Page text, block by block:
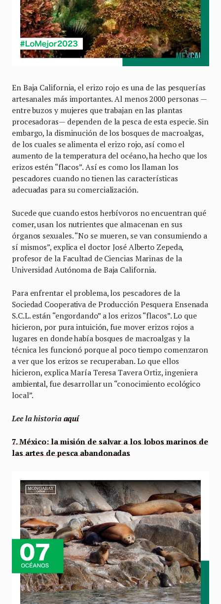
En Baja California, el erizo rojo es una de las pesquerías
artesanales más importantes. Al menos 2000 personas —
entre buzos y mujeres que trabajan en las plantas
procesadoras— dependen de la pesca de esta especie. Sin
embargo, la disminución de los bosques de macroalgas,
de los cuales se alimenta el erizo rojo, así como el
aumento de la temperatura del océano, ha hecho que los
erizos estén “flacos”. Así es como los llaman los
pescadores cuando no tienen las características
adecuadas para su comercialización.
Sucede que cuando estos herbívoros no encuentran qué
comer, usan los nutrientes que almacenan en sus
órganos sexuales. “No se mueren, se van consumiendo a
sí mismos”, explica el doctor José Alberto Zepeda,
profesor de la Facultad de Ciencias Marinas de la
Universidad Autónoma de Baja California.
Para enfrentar el problema, los pescadores de la
Sociedad Cooperativa de Producción Pesquera Ensenada
S.C.L. están “engordando” a los erizos “flacos”. Lo que
hicieron, por pura intuición, fue mover erizos rojos a
lugares en donde había bosques de macroalgas y la
técnica les funcionó porque al poco tiempo comenzaron
a ver que los erizos se recuperaban. Lo que ellos
hicieron, explica María Teresa Tavera Ortiz, ingeniera
ambiental, fue desarrollar un “conocimiento ecológico
local”.
Lee la historia aquí
7. México: la misión de salvar a los lobos marinos de
las artes de pesca abandonadas